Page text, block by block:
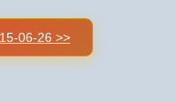
06-26 >>